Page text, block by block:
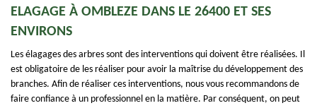
ELAGAGE À OMBLEZE DANS LE 26400 ET SES
ENVIRONS
Les élagages des arbres sont des interventions qui doivent être réalisées. Il
est obligatoire de les réaliser pour avoir la maîtrise du développement des
branches. Afin de réaliser ces interventions, nous vous recommandons de
faire confiance à un professionnel en la matière. Par conséquent, on peut